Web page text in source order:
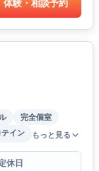
体験・相談予約
完全個室
テイン もっと見る
休日